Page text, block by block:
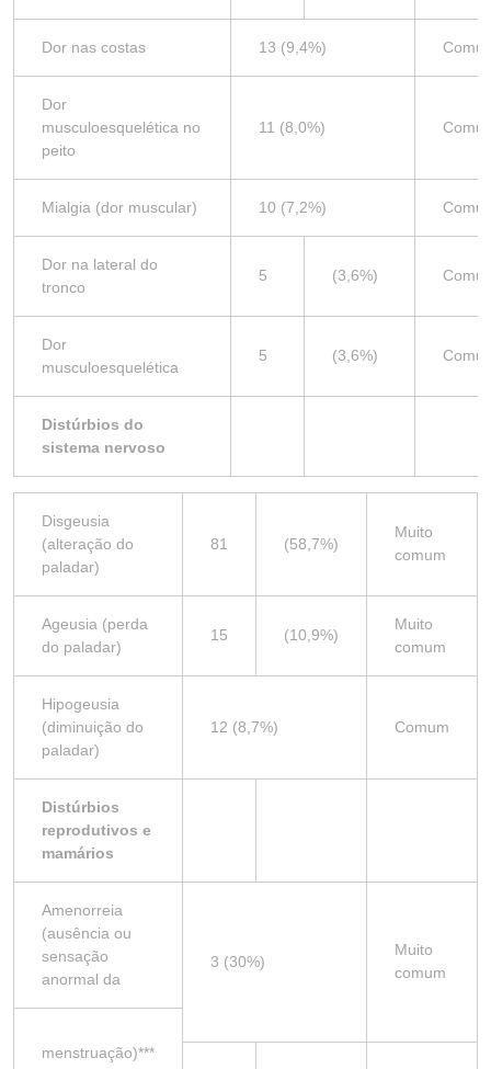
Dor nas costas 13 (9,4%)
Dor
musculoesquelética no
peito
11 (8,0%)
Mialgia (dor muscular) 10 (7,2%)
Dor na lateral do
tronco
5 (3,6%)
Dor
musculoesquelética
5 (3,6%)
Distúrbios do
sistema nervoso
Disgeusia
(alteração do
paladar)
81 (58,7%)
Muito
comum
Ageusia (perda
do paladar)
15 (10,9%)
Muito
comum
Hipogeusia
(diminuição do
paladar)
12 (8,7%) Comum
Distúrbios
reprodutivos e
mamários
Amenorreia
(ausência ou
sensação
anormal da
3 (30%)
Muito
comum
menstruação)***